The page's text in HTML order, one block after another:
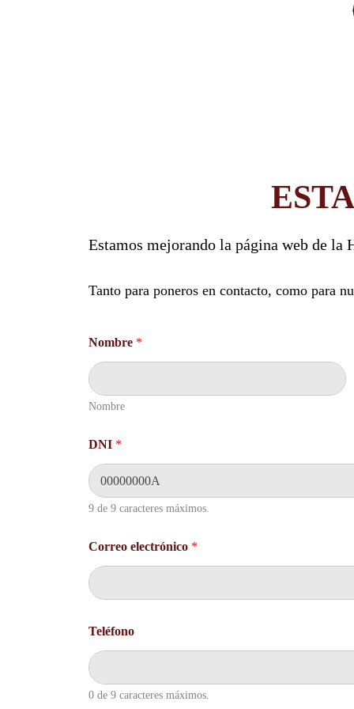
Estamos mejorando la página web de la
Tanto para poneros en contacto, como para
Nombre *
Nombre
DNI *
9 de 9 caracteres máximos.
Correo electrónico *
Teléfono
0 de 9 caracteres máximos.